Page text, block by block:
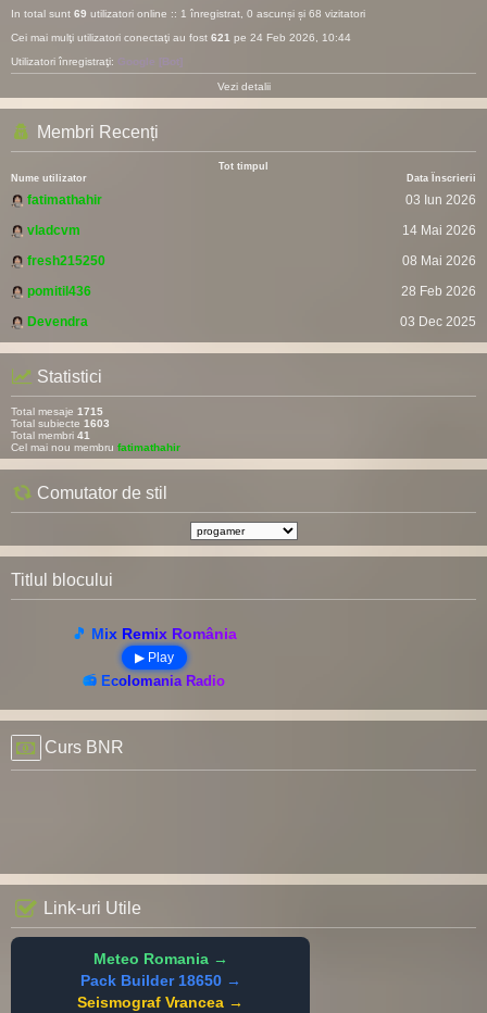
In total sunt 69 utilizatori online :: 1 înregistrat, 0 ascunși și 68 vizitatori
Cei mai mulţi utilizatori conectaţi au fost 621 pe 24 Feb 2026, 10:44
Utilizatori înregistraţi: Google [Bot]
Vezi detalii
Membri Recenți
Tot timpul
Nume utilizator
Data Înscrierii
fatimathahir
03 Iun 2026
vladcvm
14 Mai 2026
fresh215250
08 Mai 2026
pomitil436
28 Feb 2026
Devendra
03 Dec 2025
Statistici
Total mesaje 1715
Total subiecte 1603
Total membri 41
Cel mai nou membru fatimathahir
Comutator de stil
Titlul blocului
🎵 Mix Remix România
▶ Play
📻 Ecolomania Radio
Curs BNR
Link-uri Utile
Meteo Romania →
Pack Builder 18650 →
Seismograf Vrancea →